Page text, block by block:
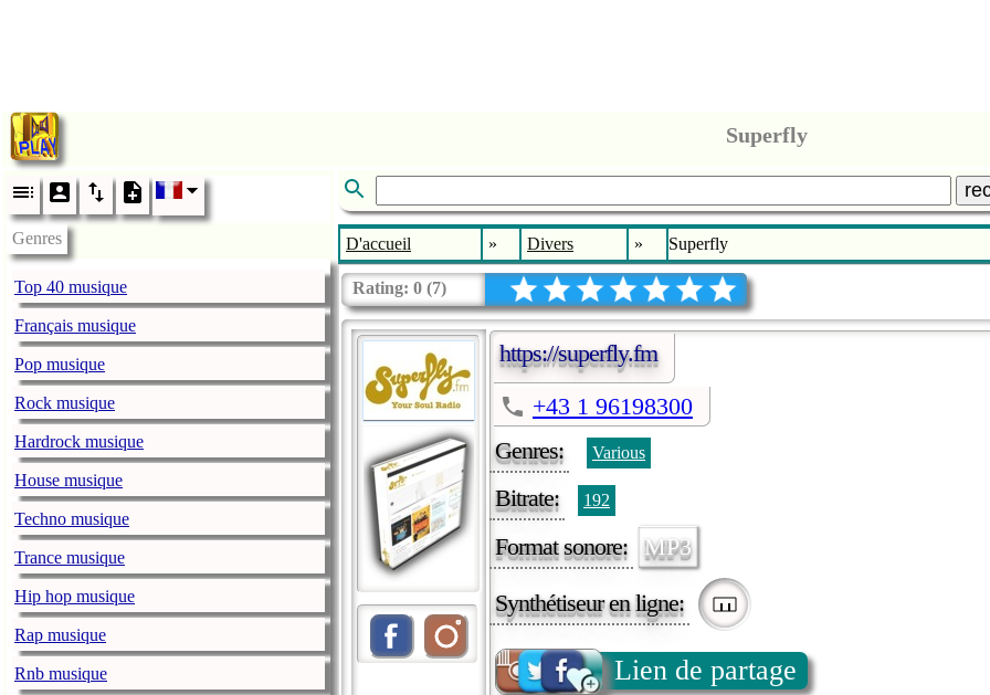
Superfly
Genres
Top 40 musique
Français musique
Pop musique
Rock musique
Hardrock musique
House musique
Techno musique
Trance musique
Hip hop musique
Rap musique
Rnb musique
D'accueil » Divers » Superfly
Rating: 0 (7)
https://superfly.fm
+43 1 96198300
Genres:
Various
Bitrate: 192
Format sonore: MP3
Synthétiseur en ligne:
Lien de partage